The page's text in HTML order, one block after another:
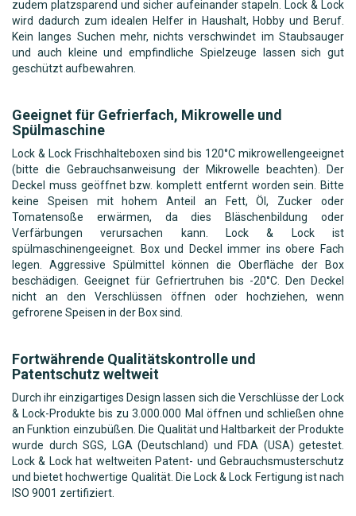
zudem platzsparend und sicher aufeinander stapeln. Lock & Lock
wird dadurch zum idealen Helfer in Haushalt, Hobby und Beruf.
Kein langes Suchen mehr, nichts verschwindet im Staubsauger
und auch kleine und empfindliche Spielzeuge lassen sich gut
geschützt aufbewahren.
Geeignet für Gefrierfach, Mikrowelle und
Spülmaschine
Lock & Lock Frischhalteboxen sind bis 120°C mikrowellengeeignet
(bitte die Gebrauchsanweisung der Mikrowelle beachten). Der
Deckel muss geöffnet bzw. komplett entfernt worden sein. Bitte
keine Speisen mit hohem Anteil an Fett, Öl, Zucker oder
Tomatensoße erwärmen, da dies Bläschenbildung oder
Verfärbungen verursachen kann. Lock & Lock ist
spülmaschinengeeignet. Box und Deckel immer ins obere Fach
legen. Aggressive Spülmittel können die Oberfläche der Box
beschädigen. Geeignet für Gefriertruhen bis -20°C. Den Deckel
nicht an den Verschlüssen öffnen oder hochziehen, wenn
gefrorene Speisen in der Box sind.
Fortwährende Qualitätskontrolle und
Patentschutz weltweit
Durch ihr einzigartiges Design lassen sich die Verschlüsse der Lock
& Lock-Produkte bis zu 3.000.000 Mal öffnen und schließen ohne
an Funktion einzubüßen. Die Qualität und Haltbarkeit der Produkte
wurde durch SGS, LGA (Deutschland) und FDA (USA) getestet.
Lock & Lock hat weltweiten Patent- und Gebrauchsmusterschutz
und bietet hochwertige Qualität. Die Lock & Lock Fertigung ist nach
ISO 9001 zertifiziert.